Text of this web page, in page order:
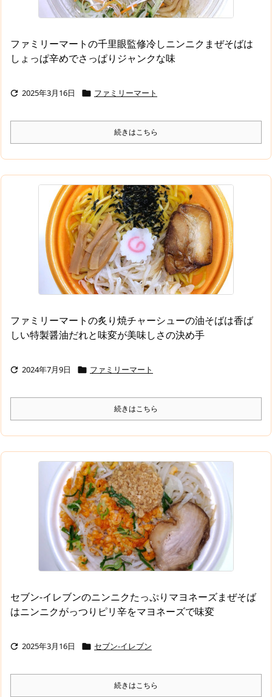
ファミリーマートの千里眼監修冷しニンニクまぜそばは
しょっぱ辛めでさっぱりジャンクな味
 2025年3月16日  ファミリーマート
続きはこちら
ファミリーマートの炙り焼チャーシューの油そばは香ば
しい特製醤油だれと味変が美味しさの決め手
 2024年7月9日  ファミリーマート
続きはこちら
セブン-イレブンのニンニクたっぷりマヨネーズまぜそば
はニンニクがっつりピリ辛をマヨネーズで味変
 2025年3月16日  セブン-イレブン
続きはこちら